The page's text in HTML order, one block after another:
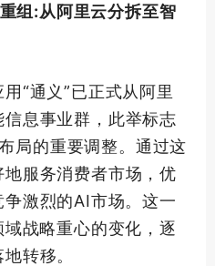
组:从阿里云分拆至智
“通义”已正式从阿里
息事业群，此举标志
局的重要调整。通过这
服务消费者市场，优
激烈的AI市场。这一
战略重心的变化，逐
转移。